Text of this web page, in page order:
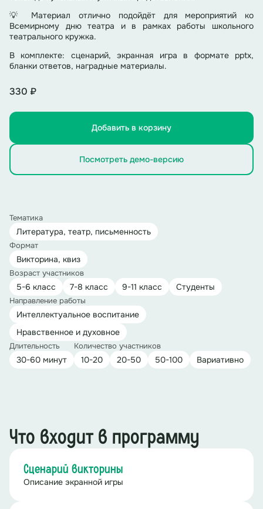
💡 Материал отлично подойдёт для мероприятий ко
Всемирному дню театра и в рамках работы школьного
театрального кружка.
В комплекте: сценарий, экранная игра в формате pptx,
бланки ответов, наградные материалы.
330 ₽
Добавить в корзину
Посмотреть демо-версию
Тематика
Литература, театр, письменность
Формат
Викторина, квиз
Возраст участников
5-6 класс 7-8 класс 9-11 класс Студенты
Направление работы
Интеллектуальное воспитание
Нравственное и духовное
Длительность
30-60 минут
Количество участников
10-20 20-50 50-100 Вариативно
Что входит в программу
Сценарий викторины
Описание экранной игры